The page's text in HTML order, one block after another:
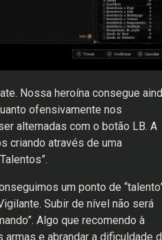
Nossa heroína consegue
ofensivamente nos
alternadas com o botão LB. A
criando através de uma
um ponto de
Subir de nível não será
Algo que recomendo à
e abrandar a dificuldade